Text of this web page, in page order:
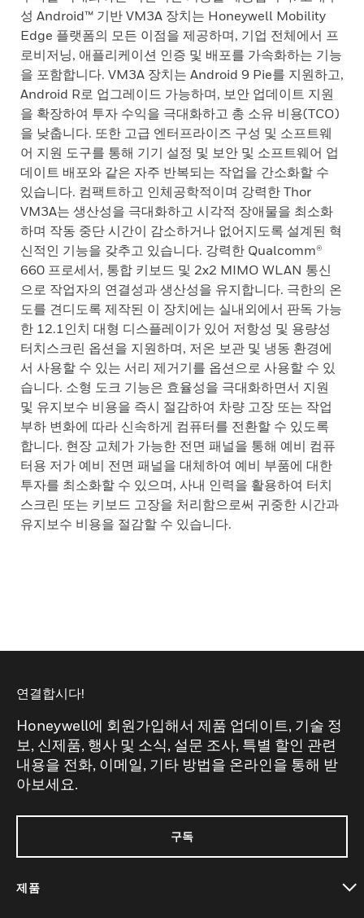
성 Android™ 기반 VM3A 장치는 Honeywell Mobility
Edge 플랫폼의 모든 이점을 제공하며, 기업 전체에서 프
로비저닝, 애플리케이션 인증 및 배포를 가속화하는 기능
을 포함합니다. VM3A 장치는 Android 9 Pie를 지원하고,
Android R로 업그레이드 가능하며, 보안 업데이트 지원
을 확장하여 투자 수익을 극대화하고 총 소유 비용(TCO)
을 낮춥니다. 또한 고급 엔터프라이즈 구성 및 소프트웨
어 지원 도구를 통해 기기 설정 및 보안 및 소프트웨어 업
데이트 배포와 같은 자주 반복되는 작업을 간소화할 수
있습니다. 컴팩트하고 인체공학적이며 강력한 Thor
VM3A는 생산성을 극대화하고 시각적 장애물을 최소화
하며 작동 중단 시간이 감소하거나 없어지도록 설계된 혁
신적인 기능을 갖추고 있습니다. 강력한 Qualcomm®
660 프로세서, 통합 키보드 및 2x2 MIMO WLAN 통신
으로 작업자의 연결성과 생산성을 유지합니다. 극한의 온
도를 견디도록 제작된 이 장치에는 실내외에서 판독 가능
한 12.1인치 대형 디스플레이가 있어 저항성 및 용량성
터치스크린 옵션을 지원하며, 저온 보관 및 냉동 환경에
서 사용할 수 있는 서리 제거기를 옵션으로 사용할 수 있
습니다. 소형 도크 기능은 효율성을 극대화하면서 지원
및 유지보수 비용을 즉시 절감하여 차량 고장 또는 작업
부하 변화에 따라 신속하게 컴퓨터를 전환할 수 있도록
합니다. 현장 교체가 가능한 전면 패널을 통해 예비 컴퓨
터용 저가 예비 전면 패널을 대체하여 예비 부품에 대한
투자를 최소화할 수 있으며, 사내 인력을 활용하여 터치
스크린 또는 키보드 고장을 처리함으로써 귀중한 시간과
유지보수 비용을 절감할 수 있습니다.
연결합시다!
Honeywell에 회원가입해서 제품 업데이트, 기술 정
보, 신제품, 행사 및 소식, 설문 조사, 특별 할인 관련
내용을 전화, 이메일, 기타 방법을 온라인을 통해 받
아보세요.
구독
제품